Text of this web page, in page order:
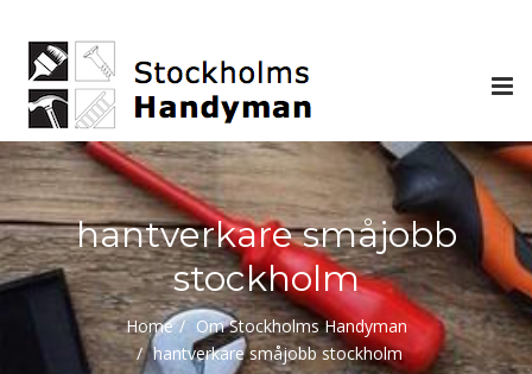
hantverkare småjobb
stockholm
Home
Om Stockholms Handyman
hantverkare småjobb stockholm